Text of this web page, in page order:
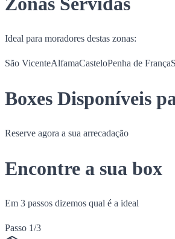
Ideal para moradores destas zonas:
São VicenteAlfamaCasteloPenha de França
Boxes Disponíveis
Reserve agora a sua arrecadação
Encontre a sua box
Em 3 passos dizemos qual é a ideal
Passo 1/3